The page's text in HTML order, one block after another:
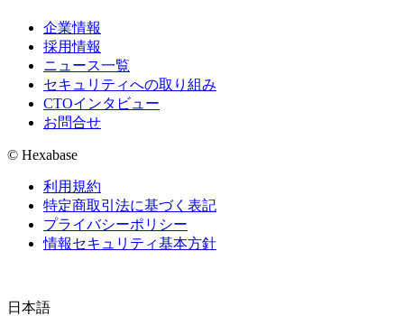
企業情報
採用情報
ニュース一覧
セキュリティへの取り組み
CTOインタビュー
お問合せ
© Hexabase
利用規約
特定商取引法に基づく表記
プライバシーポリシー
情報セキュリティ基本方針
日本語